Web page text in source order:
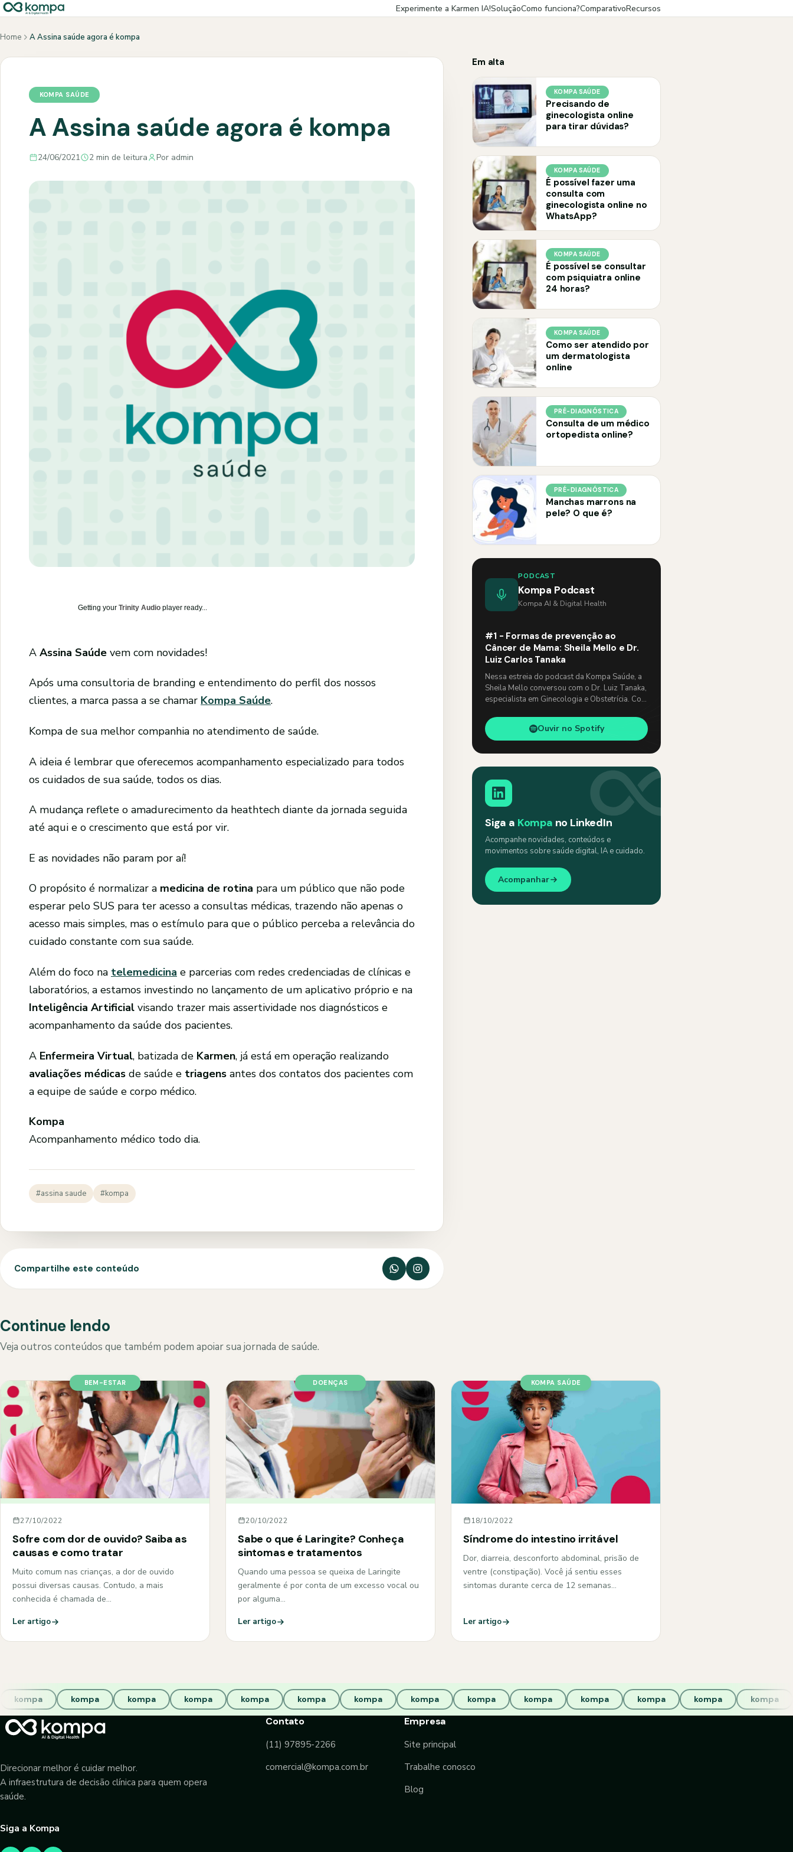
Experimente a Karmen IA!SoluçãoComo funciona?ComparativoRecursos
Home A Assina saúde agora é kompa
KOMPA SAÚDE
A Assina saúde agora é kompa
24/06/2021 2 min de leitura Por admin
Getting your Trinity Audio player ready...
A Assina Saúde vem com novidades!
Após uma consultoria de branding e entendimento do perfil dos nossos
clientes, a marca passa a se chamar Kompa Saúde.
Kompa de sua melhor companhia no atendimento de saúde.
A ideia é lembrar que oferecemos acompanhamento especializado para todos
os cuidados de sua saúde, todos os dias.
A mudança reflete o amadurecimento da heathtech diante da jornada seguida
até aqui e o crescimento que está por vir.
E as novidades não param por aí!
O propósito é normalizar a medicina de rotina para um público que não pode
esperar pelo SUS para ter acesso a consultas médicas, trazendo não apenas o
acesso mais simples, mas o estímulo para que o público perceba a relevância do
cuidado constante com sua saúde.
Além do foco na telemedicina e parcerias com redes credenciadas de clínicas e
laboratórios, a estamos investindo no lançamento de um aplicativo próprio e na
Inteligência Artificial visando trazer mais assertividade nos diagnósticos e
acompanhamento da saúde dos pacientes.
A Enfermeira Virtual, batizada de Karmen, já está em operação realizando
avaliações médicas de saúde e triagens antes dos contatos dos pacientes com
a equipe de saúde e corpo médico.
Kompa
Acompanhamento médico todo dia.
#assina saude #kompa
Compartilhe este conteúdo
Em alta
KOMPA SAÚDE
Precisando de
ginecologista online
para tirar dúvidas?
KOMPA SAÚDE
É possível fazer uma
consulta com
ginecologista online no
WhatsApp?
KOMPA SAÚDE
É possível se consultar
com psiquiatra online
24 horas?
KOMPA SAÚDE
Como ser atendido por
um dermatologista
online
PRÉ-DIAGNÓSTICA
Consulta de um médico
ortopedista online?
PRÉ-DIAGNÓSTICA
Manchas marrons na
pele? O que é?
PODCAST
Kompa Podcast
Kompa AI & Digital Health
#1 - Formas de prevenção ao
Câncer de Mama: Sheila Mello e Dr.
Luiz Carlos Tanaka
Nessa estreia do podcast da Kompa Saúde, a
Sheila Mello conversou com o Dr. Luiz Tanaka,
especialista em Ginecologia e Obstetrícia. Com
Ouvir no Spotify
Siga a Kompa no LinkedIn
Acompanhe novidades, conteúdos e
movimentos sobre saúde digital, IA e cuidado.
Acompanhar
Continue lendo
Veja outros conteúdos que também podem apoiar sua jornada de saúde.
BEM-ESTAR
27/10/2022
Sofre com dor de ouvido? Saiba as
causas e como tratar
Muito comum nas crianças, a dor de ouvido
possui diversas causas. Contudo, a mais
conhecida é chamada de…
Ler artigo
DOENÇAS
20/10/2022
Sabe o que é Laringite? Conheça
sintomas e tratamentos
Quando uma pessoa se queixa de Laringite
geralmente é por conta de um excesso vocal ou
por alguma…
Ler artigo
KOMPA SAÚDE
18/10/2022
Síndrome do intestino irritável
Dor, diarreia, desconforto abdominal, prisão de
ventre (constipação). Você já sentiu esses
sintomas durante cerca de 12 semanas…
Ler artigo
kompa kompa kompa kompa kompa kompa kompa kompa kompa kompa kompa kompa kompa kompa
Direcionar melhor é cuidar melhor.
A infraestrutura de decisão clínica para quem opera
saúde.
Siga a Kompa
Contato
(11) 97895-2266
comercial@kompa.com.br
Empresa
Site principal
Trabalhe conosco
Blog